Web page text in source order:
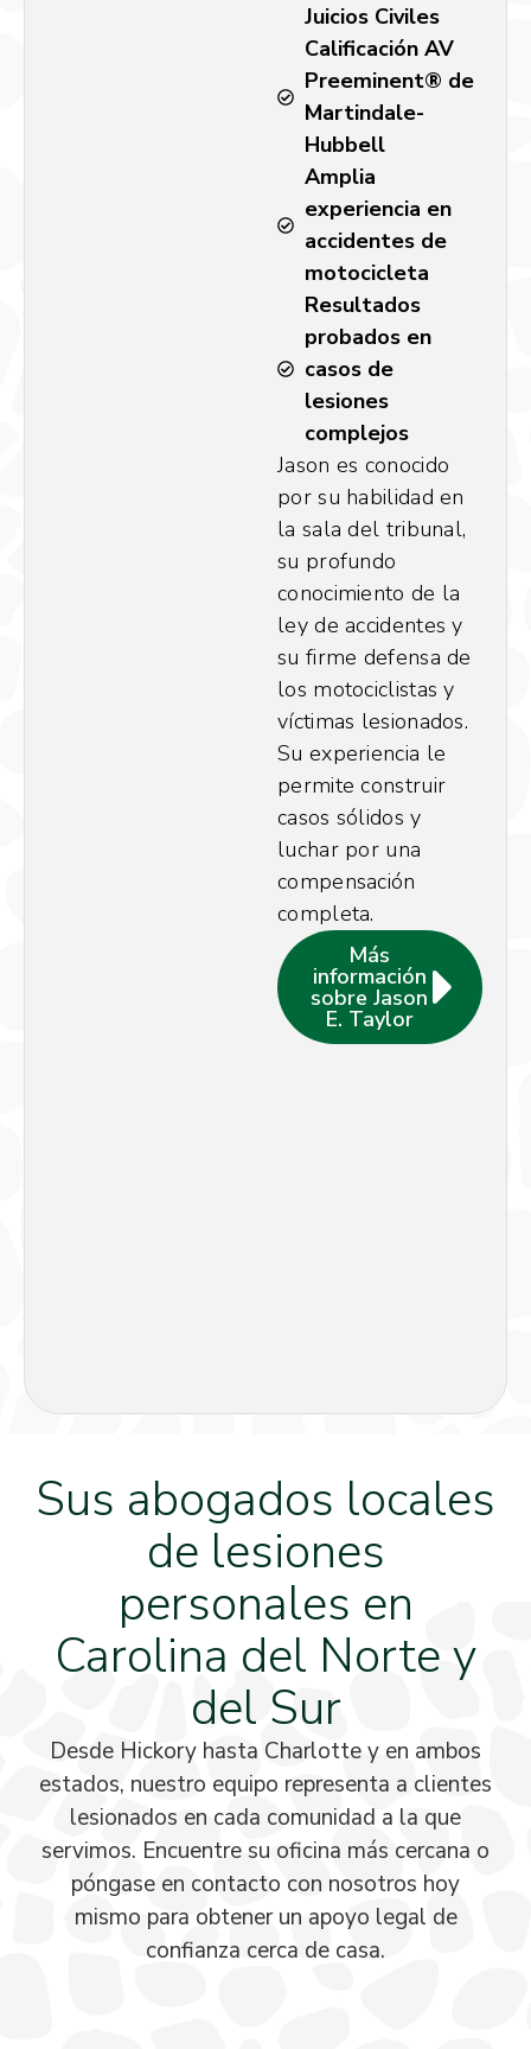
Juicios Civiles
Calificación AV
Preeminent® de
Martindale-
Hubbell
Amplia
experiencia en
accidentes de
motocicleta
Resultados
probados en
casos de
lesiones
complejos
Jason es conocido
por su habilidad en
la sala del tribunal,
su profundo
conocimiento de la
ley de accidentes y
su firme defensa de
los motociclistas y
víctimas lesionados.
Su experiencia le
permite construir
casos sólidos y
luchar por una
compensación
completa.
Más
información
sobre Jason
E. Taylor
Sus abogados locales
de lesiones
personales en
Carolina del Norte y
del Sur
Desde Hickory hasta Charlotte y en ambos
estados, nuestro equipo representa a clientes
lesionados en cada comunidad a la que
servimos. Encuentre su oficina más cercana o
póngase en contacto con nosotros hoy
mismo para obtener un apoyo legal de
confianza cerca de casa.